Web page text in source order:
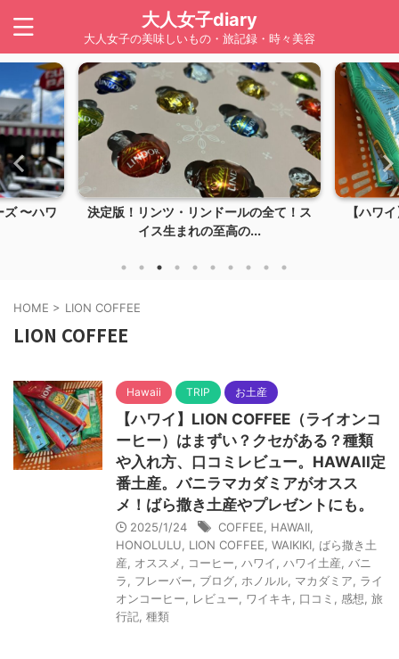
大人女子diary
大人女子の美味しいもの・旅記録・時々美容
〜ハワ
決定版！リンツ・リンドールの全て！ス
イス生まれの至高の...
【ハワ
HOME > LION COFFEE
LION COFFEE
Hawaii TRIP お土産
【ハワイ】LION COFFEE（ライオンコ
ーヒー）はまずい？クセがある？種類
や入れ方、口コミレビュー。HAWAII定
番土産。バニラマカダミアがオスス
メ！ばら撒き土産やプレゼントにも。
2025/1/24 COFFEE HAWAII
HONOLULU
LION COFFEE WAIKIKI ばら撒き土
産
オススメ コーヒー ハワイ ハワイ土産
バニ
ラ
フレーバー ブログ ホノルル マカダミア
ライ
オンコーヒー
レビュー ワイキキ 口コミ 感想 旅
行記 種類